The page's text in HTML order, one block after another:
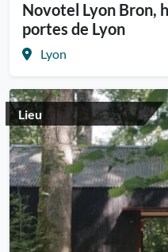
Novotel Lyon Bron,
portes de Lyon
Lyon
Lieu